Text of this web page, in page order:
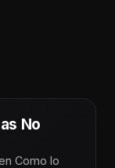
No
Como lo